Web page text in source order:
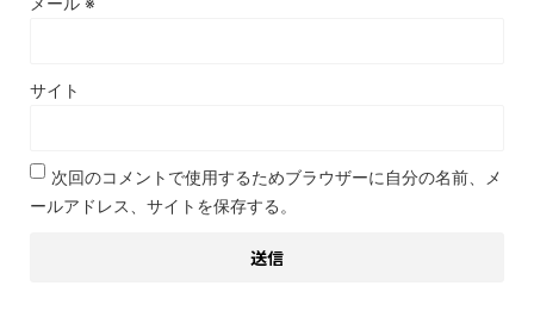
サイト
次回のコメントで使用するためブラウザーに自分の名前、メ
ールアドレス、サイトを保存する。